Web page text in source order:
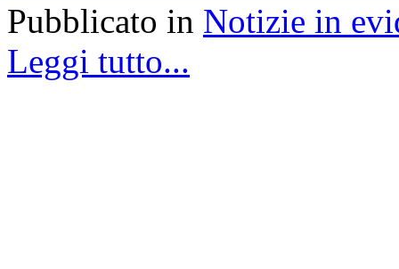
Pubblicato in Notizie in
Leggi tutto...